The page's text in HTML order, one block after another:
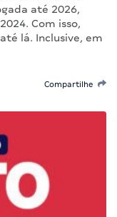
até 2026,
Com isso,
lá. Inclusive, em
Compartilhe